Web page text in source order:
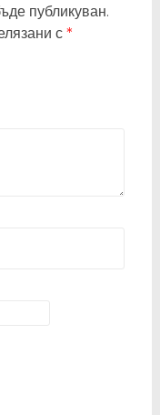
публикуван.
с*